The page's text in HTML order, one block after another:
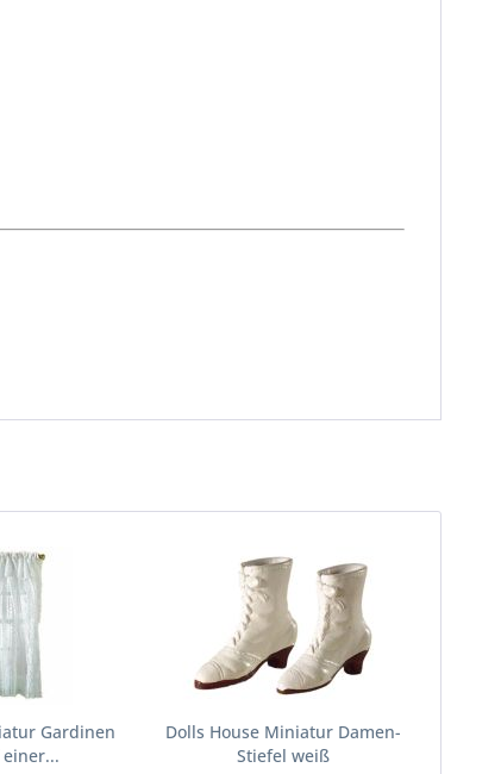
Gardinen
Dolls House Miniatur Damen-
Stiefel weiß